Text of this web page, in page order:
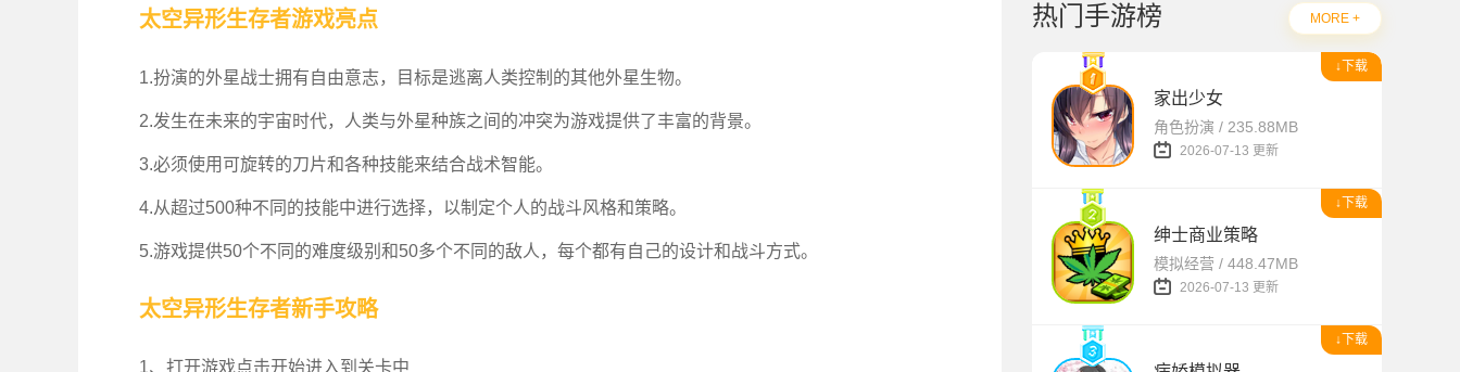
太空异形生存者游戏亮点
1.扮演的外星战士拥有自由意志，目标是逃离人类控制的其他外星生物。
2.发生在未来的宇宙时代，人类与外星种族之间的冲突为游戏提供了丰富的背景。
3.必须使用可旋转的刀片和各种技能来结合战术智能。
4.从超过500种不同的技能中进行选择，以制定个人的战斗风格和策略。
5.游戏提供50个不同的难度级别和50多个不同的敌人，每个都有自己的设计和战斗方式。
太空异形生存者新手攻略
1、打开游戏点击开始进入到关卡中
热门手游榜 MORE +
↓下载
家出少女
角色扮演 / 235.88MB
2026-07-13 更新
↓下载
绅士商业策略
模拟经营 / 448.47MB
2026-07-13 更新
↓下载